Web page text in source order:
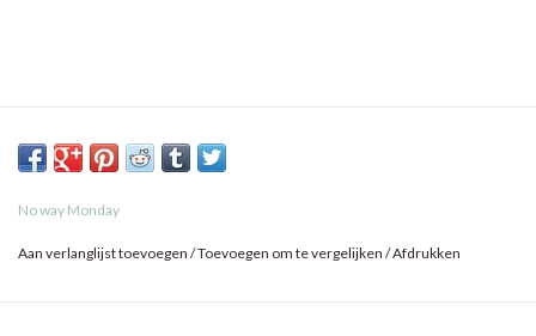
No way Monday
Aan verlanglijst toevoegen /Toevoegen om te vergelijken /Afdrukken